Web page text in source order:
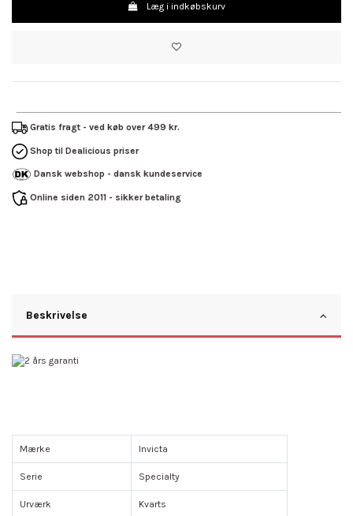
Læg i indkøbskurv
Gratis fragt - ved køb over 499 kr.
Shop til Dealicious priser
Dansk webshop - dansk kundeservice
Online siden 2011 - sikker betaling
Beskrivelse
Mærke Invicta
Serie Specialty
Urværk Kvarts